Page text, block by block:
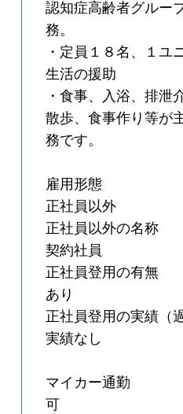
認知症高齢者グルー
務。
・定員１８名、１ユ
生活の援助
・食事、入浴、排泄
散歩、食事作り等が
務です。
雇用形態
正社員以外
正社員以外の名称
契約社員
正社員登用の有無
あり
正社員登用の実績（
実績なし
マイカー通勤
可